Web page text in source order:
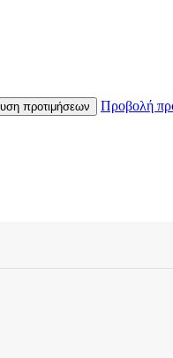
προτιμήσεων Προβολή